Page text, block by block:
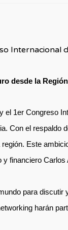
Internacional
desde la Región
el 1er Congreso
Con el respaldo
Este
financiero
para
harán